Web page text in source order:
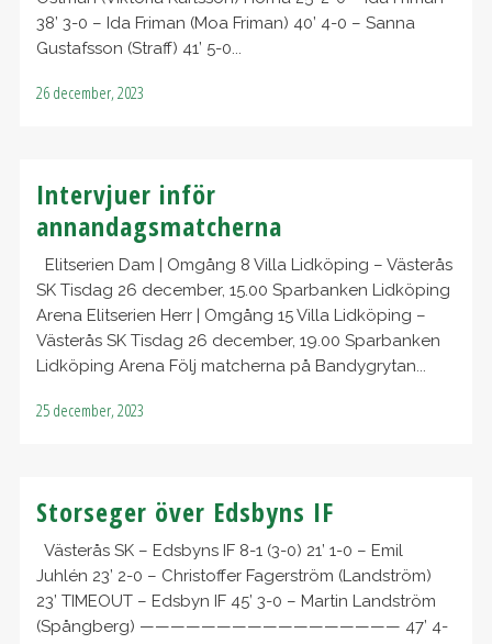
38’ 3-0 – Ida Friman (Moa Friman) 40’ 4-0 – Sanna
Gustafsson (Straff) 41’ 5-0...
26 december, 2023
Intervjuer inför
annandagsmatcherna
Elitserien Dam | Omgång 8 Villa Lidköping – Västerås
SK Tisdag 26 december, 15.00 Sparbanken Lidköping
Arena Elitserien Herr | Omgång 15 Villa Lidköping –
Västerås SK Tisdag 26 december, 19.00 Sparbanken
Lidköping Arena Följ matcherna på Bandygrytan...
25 december, 2023
Storseger över Edsbyns IF
Västerås SK – Edsbyns IF 8-1 (3-0) 21’ 1-0 – Emil
Juhlén 23’ 2-0 – Christoffer Fagerström (Landström)
23’ TIMEOUT – Edsbyn IF 45’ 3-0 – Martin Landström
(Spångberg) ————————————————— 47’ 4-